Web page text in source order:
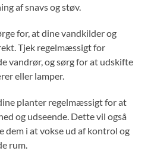
af snavs og støv.
for, at dine vandkilder og
Tjek regelmæssigt for
vandrør, og sørg for at udskifte
eller lamper.
planter regelmæssigt for at
og udseende. Dette vil også
i at vokse ud af kontrol og
rum.